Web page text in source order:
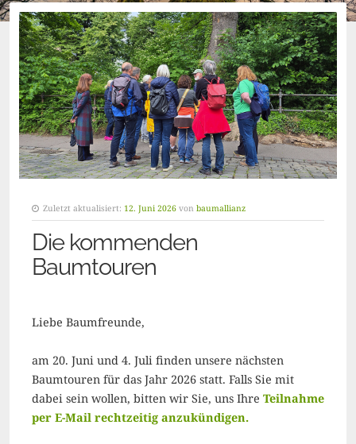
Zuletzt aktualisiert: 12. Juni 2026 von baumallianz
Die kommenden
Baumtouren
Liebe Baumfreunde,
am 20. Juni und 4. Juli finden unsere nächsten
Baumtouren für das Jahr 2026 statt. Falls Sie mit
dabei sein wollen, bitten wir Sie, uns Ihre Teilnahme
per E-Mail rechtzeitig anzukündigen.